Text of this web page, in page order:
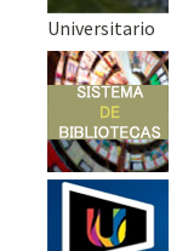
Universitario